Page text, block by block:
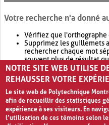
Votre recherche n'a donné
Vérifiez que l'orthographe
Supprimez les guillemets
rechercher chaque mot
souvent plus de résultat
Envisagez d'élargir votre
retournera souvent plus
NOTRE SITE WEB UTILISE
REHAUSSER VOTRE
Le site web de Polytechnique
afin de recueillir des statistiques
expérience à ses visiteurs. En
l’utilisation de ces témoins selon